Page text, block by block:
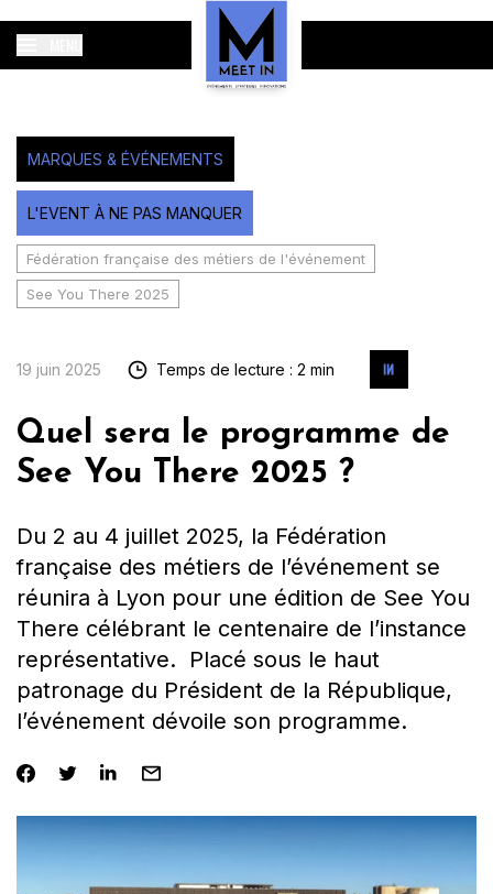
MARQUES & ÉVÉNEMENTS
L'EVENT À NE PAS MANQUER
Fédération française des métiers de l'événement
See You There 2025
19 juin 2025 Temps de lecture : 2 min
Quel sera le programme de
See You There 2025 ?
Du 2 au 4 juillet 2025, la Fédération
française des métiers de l’événement se
réunira à Lyon pour une édition de See You
There célébrant le centenaire de l’instance
représentative. Placé sous le haut
patronage du Président de la République,
l’événement dévoile son programme.